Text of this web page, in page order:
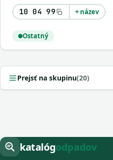
10 04 99 + název
Ostatný
Prejsť na skupinu(20)
katalógodpadov